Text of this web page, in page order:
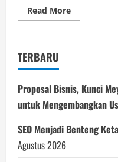
Read MoreRead
more
iPhone:
Hiburan
Tanpa
Batas
TERBARU
Proposal Bisnis, Kunci
untuk Mengembangkan
SEO Menjadi Benteng
Agustus 2026